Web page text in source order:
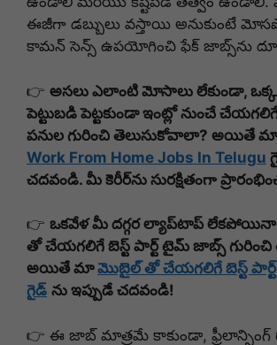
ఈజీగా డబ్బులు వస్తాయి అనుకుంటే
కామన్ సెన్స్ ఉపయోగించి ఫేక్ జాబ్స్‌ను
👉 అసలు ఎలాంటి మోసాలు లేకుండా,
పెట్టుబడి పెట్టకుండా ఇంట్లో నుంచే
పనుల గురించి తెలుసుకోవాలా? అయితే
Work From Home Jobs In Telugu
చదవండి. మీ కెరీర్‌ను సురక్షితంగా
👉 ఒకవేళ మీ దగ్గర ల్యాప్‌టాప్
తో చేయగలిగే బెస్ట్ పార్ట్ టైమ్ జాబ్స్
అయితే మామొబైల్ తో చేయగలిగే బెస్ట్
గైడ్ ను ఇప్పుడే చదవండి!
👉 ఈ జాబ్ మాత్రమే కాకుండా, ఫ్రీలాన్సింగ్